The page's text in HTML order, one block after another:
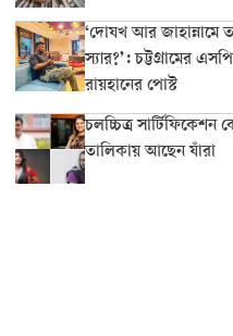
‘দোযখ আর জাহান্নামে
স্যার?’: চট্টগ্রামের
রায়হানের পোস্ট
চলচ্চিত্র সার্টিফিকেশন
তালিকায় আছেন যাঁরা